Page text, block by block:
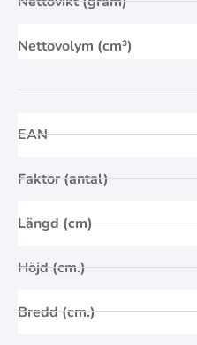
Nettovolym (cm³)
EAN
Faktor (antal)
Längd (cm)
Höjd (cm.)
Bredd (cm.)